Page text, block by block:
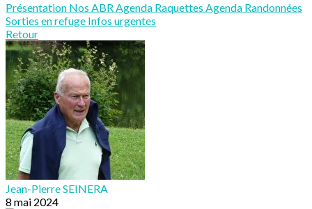
Présentation Nos ABRAgenda Raquettes Agenda Randonnées
Sorties en refuge Infos urgentes
Retour
Jean-Pierre SEINERA
8 mai 2024